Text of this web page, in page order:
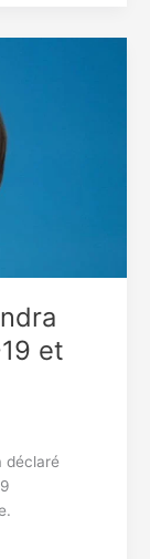
et
déclaré